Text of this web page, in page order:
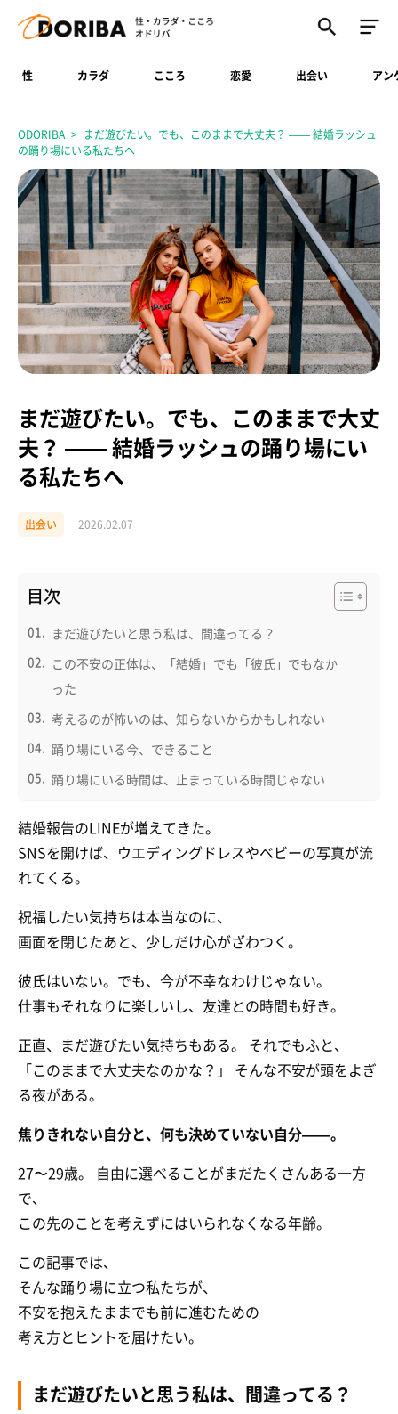
性 カラダ こころ 恋愛 出会い アン
ODORIBA
まだ遊びたい。でも、このままで大丈夫？ —— 結婚ラッシュ
の踊り場にいる私たちへ
まだ遊びたい。でも、このままで大丈
夫？ —— 結婚ラッシュの踊り場にい
る私たちへ
出会い 2026.02.07
目次
まだ遊びたいと思う私は、間違ってる？
この不安の正体は、「結婚」でも「彼氏」でもなか
った
考えるのが怖いのは、知らないからかもしれない
踊り場にいる今、できること
踊り場にいる時間は、止まっている時間じゃない
結婚報告のLINEが増えてきた。
SNSを開けば、ウエディングドレスやベビーの写真が流
れてくる。
祝福したい気持ちは本当なのに、
画面を閉じたあと、少しだけ心がざわつく。
彼氏はいない。でも、今が不幸なわけじゃない。
仕事もそれなりに楽しいし、友達との時間も好き。
正直、まだ遊びたい気持ちもある。 それでもふと、
「このままで大丈夫なのかな？」 そんな不安が頭をよぎ
る夜がある。
焦りきれない自分と、何も決めていない自分——。
27〜29歳。 自由に選べることがまだたくさんある一方
で、
この先のことを考えずにはいられなくなる年齢。
この記事では、
そんな踊り場に立つ私たちが、
不安を抱えたままでも前に進むための
考え方とヒントを届けたい。
まだ遊びたいと思う私は、間違ってる？